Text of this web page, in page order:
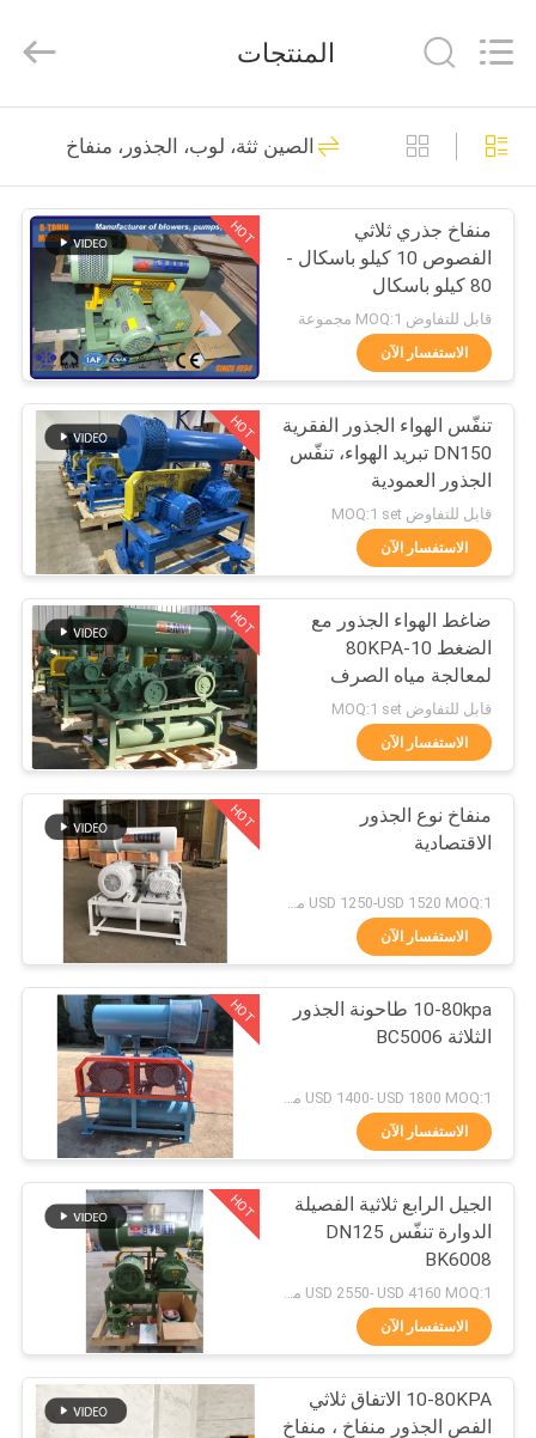
الصفحة
الرئيسية
منتجات
أشرطة
فيديو
معلومات
جولة
في
المعمل
مراقبة
الجودة
اتصل
اطلب
اقتباس
NEWS
خريطة
الموقع
PRIVACY
POLICY
(Jiangsu)
Rights
ثثة، لوب، الجذور،
منفاخ
95
ارتفاع ضغط الجذور
منفاخ
21
الجذور الروتاري منفاخ
لوب
25
جذور منفاخ الهواء
14
الروتاري منفاخ الهواء
27
25
المنتجات
الصين ثثة، لوب، الجذور، منفاخ
HOT
منفاخ جذري ثلاثي
الفصوص 10 كيلو باسكال -
80 كيلو باسكال
قابل للتفاوض MOQ:1 مجموعة
الاستفسار الآن
HOT
تنفّس الهواء الجذور الفقرية
DN150 تبريد الهواء، تنفّس
الجذور العمودية
قابل للتفاوض MOQ:1 set
الاستفسار الآن
HOT
ضاغط الهواء الجذور مع
الضغط 10-80KPA
لمعالجة مياه الصرف
الصحي
قابل للتفاوض MOQ:1 set
الاستفسار الآن
HOT
منفاخ نوع الجذور
الاقتصادية
USD 1250-USD 1520 MOQ:1 مجموعة
الاستفسار الآن
HOT
10-80kpa طاحونة الجذور
الثلاثة BC5006
USD 1400- USD 1800 MOQ:1 مجموعة
الاستفسار الآن
HOT
الجيل الرابع ثلاثية الفصيلة
الدوارة تنفّس DN125
BK6008
الاستفسار الآن
10-80KPA الاتفاق ثلاثي
الفص الجذور منفاخ ، منفاخ